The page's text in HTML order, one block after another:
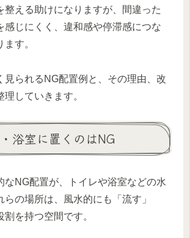
整える助けになりますが、間違った
感じにくく、違和感や停滞感につな
す。
見られるNG配置例と、その理由、改
していきます。
浴室に置くのはNG
なNG配置が、トイレや浴室などの水
らの場所は、風水的にも「流す」
割を持つ空間です。